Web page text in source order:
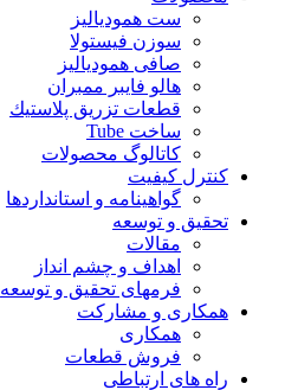
ست همودیالیز
سوزن فیستولا
صافی همودیالیز
هالو فایبر ممبران
قطعات تزريق پلاستيك
ساخت Tube
کاتالوگ محصولات
کنترل کیفیت
گواهينامه و استانداردها
تحقيق و توسعه
مقالات
اهداف و چشم انداز
فرمهای تحقیق و توسعه
همکاری و مشارکت
همکاری
فروش قطعات
راه های ارتباطی